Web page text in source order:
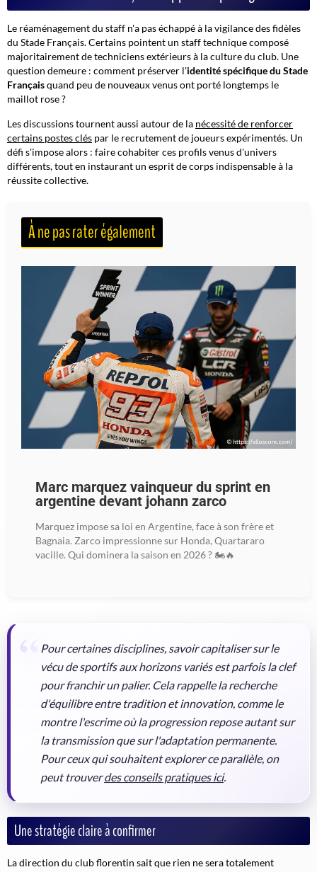
Le réaménagement du staff n'a pas échappé à la vigilance des fidèles
du Stade Français. Certains pointent un staff technique composé
majoritairement de techniciens extérieurs à la culture du club. Une
question demeure : comment préserver l'identité spécifique du Stade
Françaisquand peu de nouveaux venus ont porté longtemps le
maillot rose ?
Les discussions tournent aussi autour de la nécessité de renforcer
certains postes clés par le recrutement de joueurs expérimentés. Un
défi s'impose alors : faire cohabiter ces profils venus d'univers
différents, tout en instaurant un esprit de corps indispensable à la
réussite collective.
À ne pas rater également
Marc marquez vainqueur du sprint en
argentine devant johann zarco
Marquez impose sa loi en Argentine, face à son frère et
Bagnaia. Zarco impressionne sur Honda, Quartararo
vacille. Qui dominera la saison en 2026 ? 🏍️🔥
Pour certaines disciplines, savoir capitaliser sur le
vécu de sportifs aux horizons variés est parfois la clef
pour franchir un palier. Cela rappelle la recherche
d'équilibre entre tradition et innovation, comme le
montre l'escrime où la progression repose autant sur
la transmission que sur l'adaptation permanente.
Pour ceux qui souhaitent explorer ce parallèle, on
peut trouverdes conseils pratiques ici.
Une stratégie claire à confirmer
La direction du club florentin sait que rien ne sera totalement